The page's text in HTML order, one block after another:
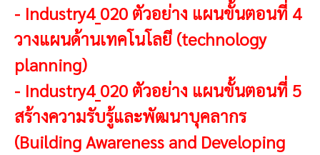
- Industry4_020 ตัวอย่าง แผนขั้นตอนที่ 4
วางแผนด้านเทคโนโลยี (technology
planning)
- Industry4_020 ตัวอย่าง แผนขั้นตอนที่ 5
สร้างความรับรู้และพัฒนาบุคลากร
(Building Awareness and Developing